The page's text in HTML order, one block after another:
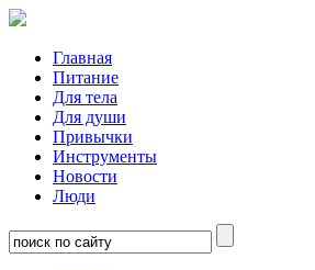
Главная
Питание
Для тела
Для души
Привычки
Инструменты
Новости
Люди